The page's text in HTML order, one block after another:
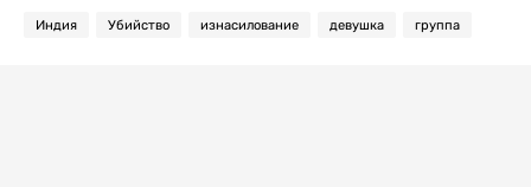
Индия Убийство изнасилование девушка группа